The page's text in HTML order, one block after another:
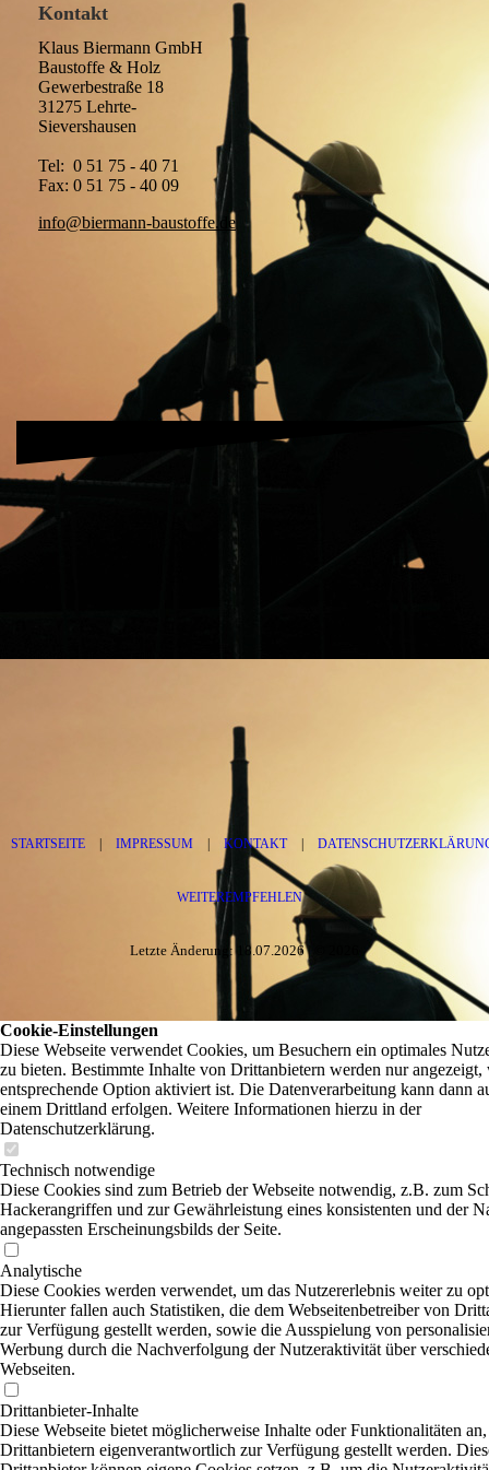
Kontakt
Klaus Biermann GmbH
Baustoffe & Holz
Gewerbestraße 18
31275 Lehrte-
Sievershausen
Tel: 0 51 75 - 40 71
Fax: 0 51 75 - 40 09
info@biermann-baustoffe.de
STARTSEITE IMPRESSUM KONTAKT
WEITEREMPFEHLEN
Letzte Änderung: 18.07.2026 | © 2026
Cookie-Einstellungen
Diese Webseite verwendet Cookies, um Besuchern ein optimales
zu bieten. Bestimmte Inhalte von Drittanbietern werden nur angezeigt,
entsprechende Option aktiviert ist. Die Datenverarbeitung kann dann
einem Drittland erfolgen. Weitere Informationen hierzu in der
Datenschutzerklärung.
Technisch notwendige
Diese Cookies sind zum Betrieb der Webseite notwendig, z.B. zum
Hackerangriffen und zur Gewährleistung eines konsistenten und der
angepassten Erscheinungsbilds der Seite.
Analytische
Diese Cookies werden verwendet, um das Nutzererlebnis weiter zu
Hierunter fallen auch Statistiken, die dem Webseitenbetreiber von
zur Verfügung gestellt werden, sowie die Ausspielung von
Werbung durch die Nachverfolgung der Nutzeraktivität über
Webseiten.
Drittanbieter-Inhalte
Diese Webseite bietet möglicherweise Inhalte oder Funktionalitäten
Drittanbietern eigenverantwortlich zur Verfügung gestellt werden.